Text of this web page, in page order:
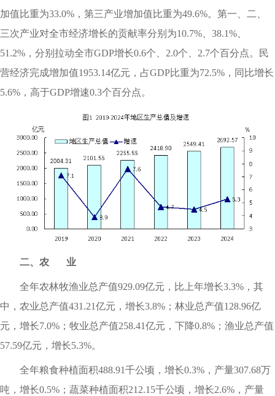
加值比重为33.0%，第三产业增加值比重为49.6%。第一、二、
三次产业对全市经济增长的贡献率分别为10.7%、38.1%、
51.2%，分别拉动全市GDP增长0.6个、2.0个、2.7个百分点。民
营经济完成增加值1953.14亿元，占GDP比重为72.5%，同比增长
5.6%，高于GDP增速0.3个百分点。
二、农 业
全年农林牧渔业总产值929.09亿元，比上年增长3.3%，其
中，农业总产值431.21亿元，增长3.8%；林业总产值128.96亿
元，增长7.0%；牧业总产值258.41亿元，下降0.8%；渔业总产值
57.59亿元，增长5.3%。
全年粮食种植面积488.91千公顷，增长0.3%，产量307.68万
吨，增长0.5%；蔬菜种植面积212.15千公顷，增长2.6%，产量